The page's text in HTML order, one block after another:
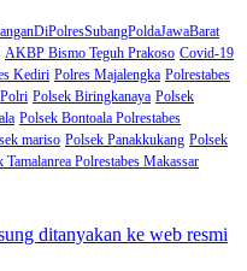
AKBP Bismo Teguh Prakoso Covid-19
Kediri Polres Majalengka Polrestabes
Polri Polsek Biringkanaya Polsek
Polsek Bontoala Polrestabes
mariso Polsek Panakkukang Polsek
Tamalanrea Polrestabes Makassar
ditanyakan ke web resmi